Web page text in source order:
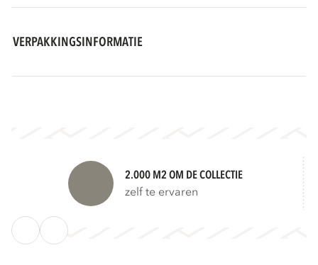
VERPAKKINGSINFORMATIE
2.000 M2 OM DE COLLECTIE
zelf te ervaren